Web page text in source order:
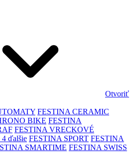
Otvoriť
FESTINA CERAMIC
BIKE FESTINA
FESTINA VRECKOVÉ
4 ďalšie FESTINA SPORT FESTINA
SMARTIME FESTINA SWISS